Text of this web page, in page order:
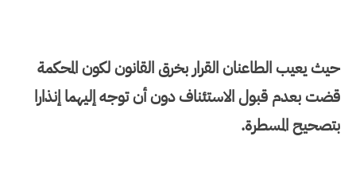
حيث يعيب الطاعنان القرار بخرق القانون لكون المحكمة
قضت بعدم قبول الاستئناف دون أن توجه إليهما إنذارا
بتصحيح المسطرة.